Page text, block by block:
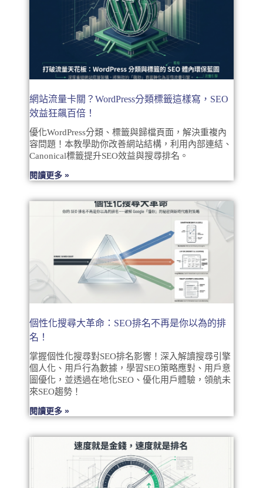
網站流量卡關？WordPress分類標籤這樣寫，SEO
效益狂飆百倍！
優化WordPress分類、標籤與歸檔頁面，解決重複內
容問題！本教學助你改善網站結構，利用內部連結、
Canonical標籤提升SEO效益與搜尋排名。
閱讀更多 »
個性化搜尋大革命：SEO排名不再是你以為的排
名！
掌握個性化搜尋對SEO排名影響！深入解讀搜尋引擎
個人化、用戶行為數據，學習SEO策略應對、用戶意
圖優化，並透過在地化SEO、優化用戶體驗，領航未
來SEO趨勢！
閱讀更多 »